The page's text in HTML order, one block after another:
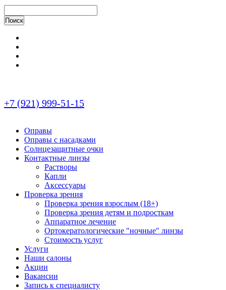
+7 (921) 999-51-15
Оправы
Оправы с насадками
Солнцезащитные очки
Контактные линзы
Растворы
Капли
Аксессуары
Проверка зрения
Проверка зрения взрослым (18+)
Проверка зрения детям и подросткам
Аппаратное лечение
Ортокератологические "ночные" линзы
Стоимость услуг
Услуги
Наши салоны
Акции
Вакансии
Запись к специалисту